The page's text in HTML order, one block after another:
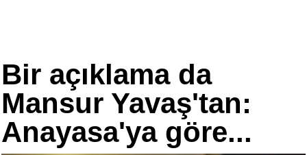
Bir açıklama da
Mansur Yavaş'tan:
Anayasa'ya göre...